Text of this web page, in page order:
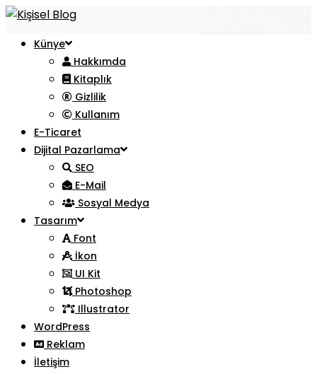
Künye
Hakkımda
Kitaplık
Gizlilik
Kullanım
E-Ticaret
Dijital Pazarlama
SEO
E-Mail
Sosyal Medya
Tasarım
Font
İkon
UI Kit
Photoshop
Illustrator
WordPress
Reklam
İletişim